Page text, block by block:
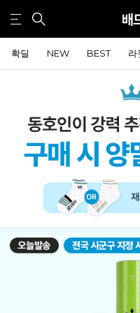
확딜 NEW BEST 라